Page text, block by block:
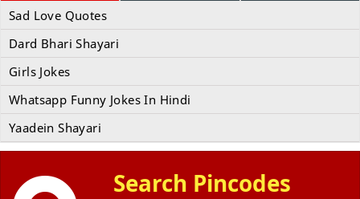
Sad Love Quotes
Dard Bhari Shayari
Girls Jokes
Whatsapp Funny Jokes In Hindi
Yaadein Shayari
Search Pincodes